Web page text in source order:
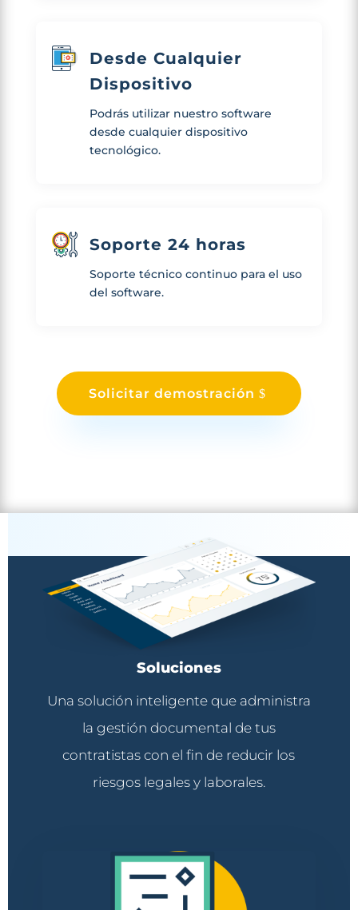
Desde Cualquier
Dispositivo
Podrás utilizar nuestro software
desde cualquier dispositivo
tecnológico.
Soporte 24 horas
Soporte técnico continuo para el uso
del software.
Solicitar demostración
Soluciones
Una solución inteligente que administra
la gestión documental de tus
contratistas con el fin de reducir los
riesgos legales y laborales.